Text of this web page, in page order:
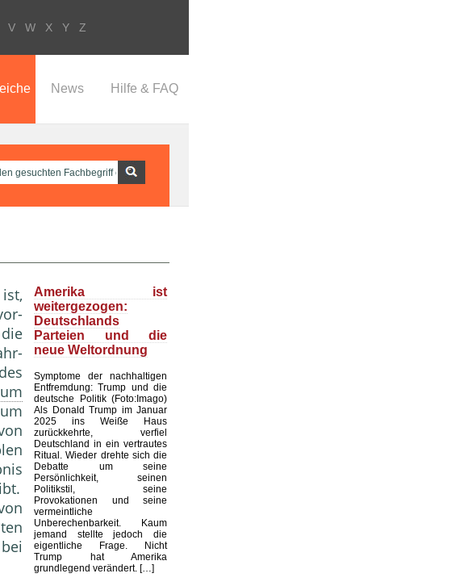
V W X Y Z
News Hilfe & FAQ
Amerika ist
weitergezogen:
Deutschlands
Parteien und die
neue Weltordnung
Symptome der nachhaltigen
Entfremdung: Trump und die
deutsche Politik (Foto:Imago)
Als Donald Trump im Januar
2025 ins Weiße Haus
zurückkehrte, verfiel
Deutschland in ein vertrautes
Ritual. Wieder drehte sich die
Debatte um seine
Persönlichkeit, seinen
Politikstil, seine
Provokationen und seine
vermeintliche
Unberechenbarkeit. Kaum
jemand stellte jedoch die
eigentliche Frage. Nicht
Trump hat Amerika
grundlegend verändert. […]